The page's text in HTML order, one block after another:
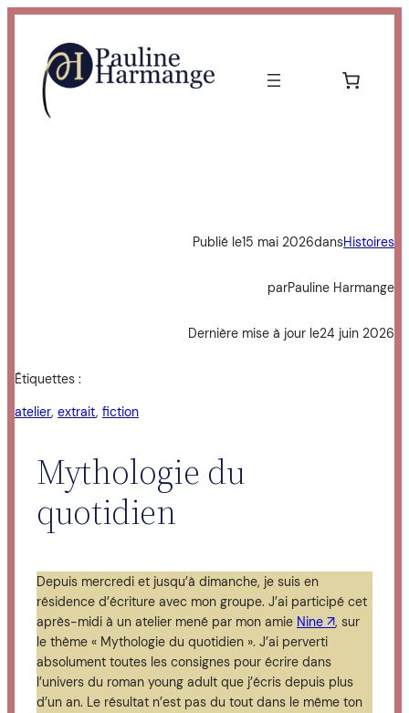
contenu
Publié le15 mai 2026dansHistoires
parPauline Harmange
Dernière mise à jour le24 juin 2026
Étiquettes :
atelier, extrait, fiction
Mythologie du
quotidien
Depuis mercredi et jusqu’à dimanche, je suis en
résidence d’écriture avec mon groupe. J’ai participé cet
après-midi à un atelier mené par mon amie Nine ↗︎, sur
le thème « Mythologie du quotidien ». J’ai perverti
absolument toutes les consignes pour écrire dans
l’univers du roman young adult que j’écris depuis plus
d’un an. Le résultat n’est pas du tout dans le même ton